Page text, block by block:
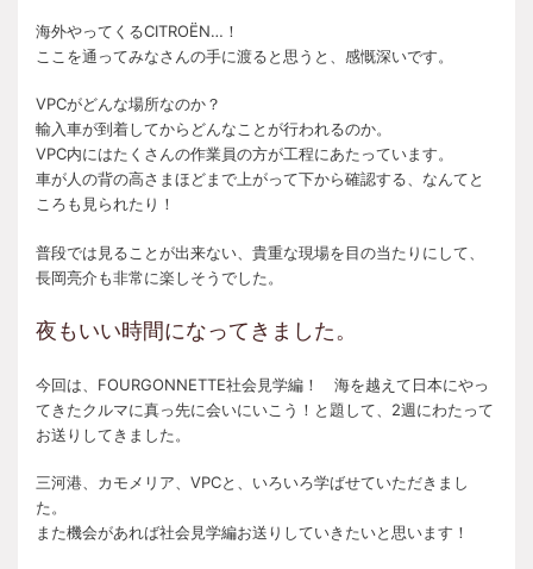
海外やってくるCITROËN…！
ここを通ってみなさんの手に渡ると思うと、感慨深いです。
VPCがどんな場所なのか？
輸入車が到着してからどんなことが行われるのか。
VPC内にはたくさんの作業員の方が工程にあたっています。
車が人の背の高さまほどまで上がって下から確認する、なんてと
ころも見られたり！
普段では見ることが出来ない、貴重な現場を目の当たりにして、
長岡亮介も非常に楽しそうでした。
夜もいい時間になってきました。
今回は、FOURGONNETTE社会見学編！ 海を越えて日本にやっ
てきたクルマに真っ先に会いにいこう！と題して、2週にわたって
お送りしてきました。
三河港、カモメリア、VPCと、いろいろ学ばせていただきまし
た。
また機会があれば社会見学編お送りしていきたいと思います！